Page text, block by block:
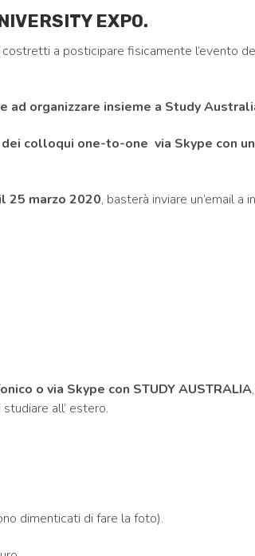
EXPO.
a posticipare fisicamente l’evento
ad organizzare insieme a Study
colloqui one-to-one via Skype con
25 marzo 2020, basterà inviare un’email
o via Skype con STUDY AUSTRALIA
all’ estero.
dimenticati di fare la foto).